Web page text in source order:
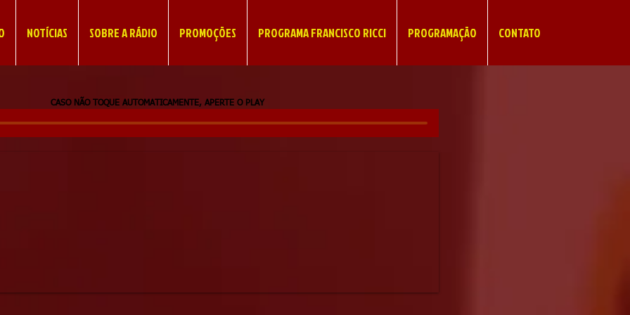
NOTÍCIAS SOBRE A RÁDIO PROMOÇÕES PROGRAMA FRANCISCO RICCI PROGRAMAÇÃO CONTATO
CASO NÃO TOQUE AUTOMATICAMENTE, APERTE O PLAY